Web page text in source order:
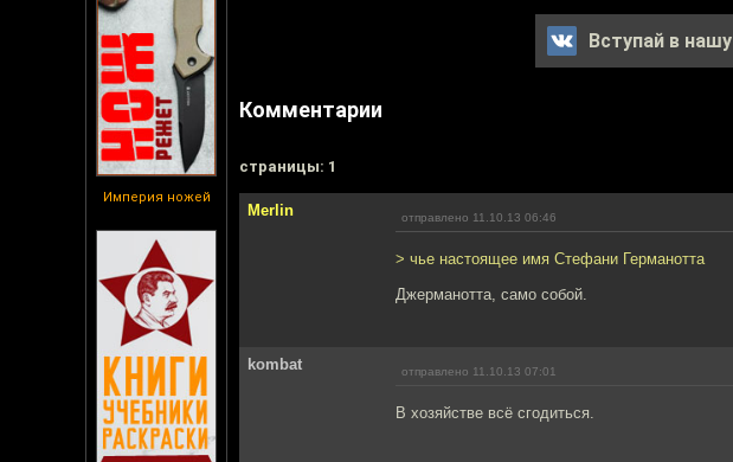
Империя ножей
Вступай в нашу
Комментарии
cтраницы: 1
Merlin отправлено 11.10.13 06:46
> чье настоящее имя Стефани Германотта
Джерманотта, само собой.
kombat отправлено 11.10.13 07:01
В хозяйстве всё сгодиться.